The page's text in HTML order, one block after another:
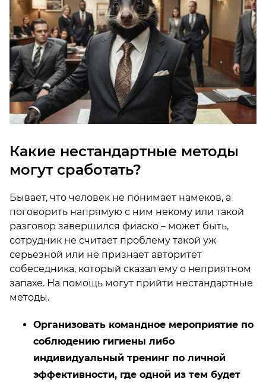
Какие нестандартные методы
могут сработать?
Бывает, что человек не понимает намеков, а
поговорить напрямую с ним некому или такой
разговор завершился фиаско – может быть,
сотрудник не считает проблему такой уж
серьезной или не признает авторитет
собеседника, который сказал ему о неприятном
запахе. На помощь могут прийти нестандартные
методы.
Организовать командное мероприятие по
соблюдению гигиены либо
индивидуальный тренинг по личной
эффективности, где одной из тем будет